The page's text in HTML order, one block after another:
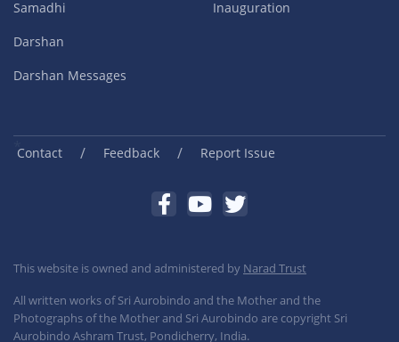
Samadhi
Darshan
Darshan Messages
Inauguration
Contact / Feedback / Report Issue
This website is owned and administered by Narad Trust
All written works of Sri Aurobindo and the Mother and the
Photographs of the Mother and Sri Aurobindo are copyright Sri
Aurobindo Ashram Trust, Pondicherry, India.